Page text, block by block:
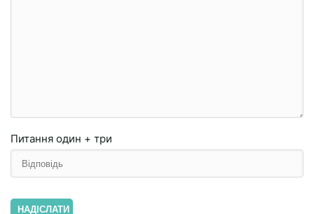
Питання один + три
НАДІСЛАТИ